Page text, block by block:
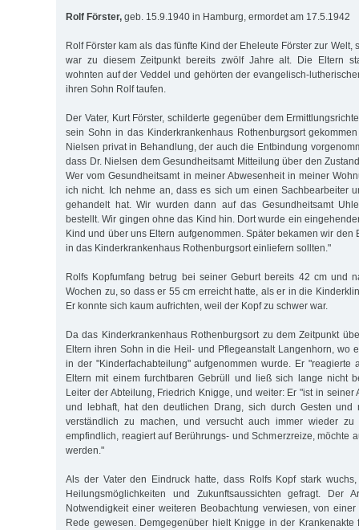
Rolf Förster, geb. 15.9.1940 in Hamburg, ermordet am 17.5.1942
Rolf Förster kam als das fünfte Kind der Eheleute Förster zur Welt,
war zu diesem Zeitpunkt bereits zwölf Jahre alt. Die Eltern
wohnten auf der Veddel und gehörten der evangelisch-
ihren Sohn Rolf taufen.
Der Vater, Kurt Förster, schilderte gegenüber dem
sein Sohn in das Kinderkrankenhaus Rothenburgsort
Nielsen privat in Behandlung, der auch die Entbindung
dass Dr. Nielsen dem Gesundheitsamt Mitteilung über den
Wer vom Gesundheitsamt in meiner Abwesenheit in meiner
ich nicht. Ich nehme an, dass es sich um einen Sachbearbeiter
gehandelt hat. Wir wurden dann auf das Gesundheitsamt
bestellt. Wir gingen ohne das Kind hin. Dort wurde ein
Kind und über uns Eltern aufgenommen. Später bekamen wir den
in das Kinderkrankenhaus Rothenburgsort einliefern sollten."
Rolfs Kopfumfang betrug bei seiner Geburt bereits 42 cm und
Wochen zu, so dass er 55 cm erreicht hatte, als er in die
Er konnte sich kaum aufrichten, weil der Kopf zu schwer war.
Da das Kinderkrankenhaus Rothenburgsort zu dem Zeitpunkt
Eltern ihren Sohn in die Heil- und Pflegeanstalt Langenhorn, wo
in der "Kinderfachabteilung" aufgenommen wurde. Er "reagierte
Eltern mit einem furchtbaren Gebrüll und ließ sich lange nicht
Leiter der Abteilung, Friedrich Knigge, und weiter: Er "ist in seiner
und lebhaft, hat den deutlichen Drang, sich durch Gesten und
verständlich zu machen, und versucht auch immer wieder
empfindlich, reagiert auf Berührungs- und Schmerzreize, möchte
werden."
Als der Vater den Eindruck hatte, dass Rolfs Kopf stark
Heilungsmöglichkeiten und Zukunftsaussichten gefragt.
Notwendigkeit einer weiteren Beobachtung verwiesen, von
Rede gewesen. Demgegenüber hielt Knigge in der Krankenakte